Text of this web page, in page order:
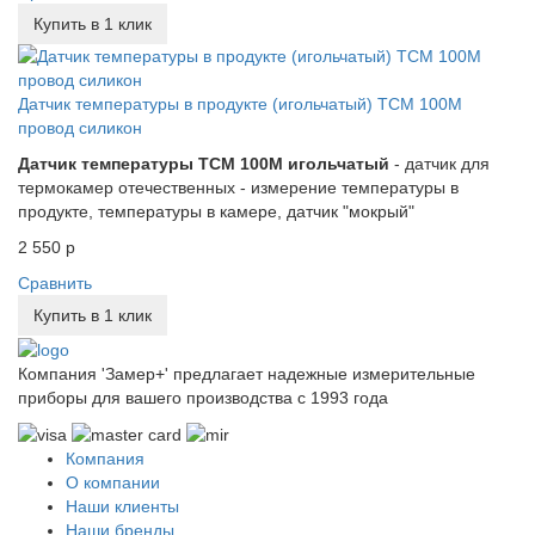
Купить в 1 клик
Датчик температуры в продукте (игольчатый) ТСМ 100М
провод силикон
Датчик температуры ТСМ 100М игольчатый - датчик для
термокамер отечественных - измерение температуры в
продукте, температуры в камере, датчик "мокрый"
2 550 р
Сравнить
Купить в 1 клик
Компания 'Замер+' предлагает надежные измерительные
приборы для вашего производства c 1993 года
Компания
О компании
Наши клиенты
Наши бренды